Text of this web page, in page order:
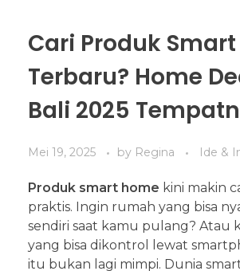
Cari Produk
Terbaru? Home
Bali 2025
Mei 19, 2025 by Regina Ide &
Produk smart home kini makin
praktis. Ingin rumah yang bisa
sendiri saat kamu pulang? Atau
yang bisa dikontrol lewat
itu bukan lagi mimpi. Dunia